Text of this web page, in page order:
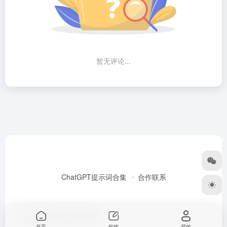
暂无评论...
ChatGPT提示词合集 合作联系
Copyright © 2026